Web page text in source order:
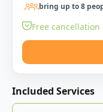
bring up to8
Free
Included Services